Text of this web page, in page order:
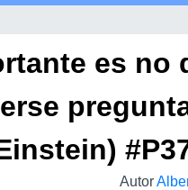
es no
Autor